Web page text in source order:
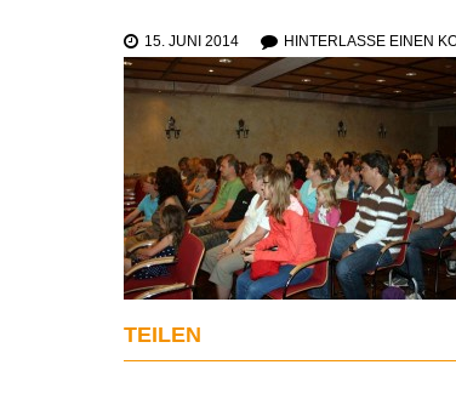
15. JUNI 2014 HINTERLASSE EINEN
TEILEN